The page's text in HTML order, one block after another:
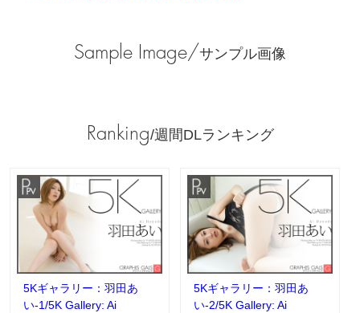
Sample Image/サンプル画像
Ranking/週間DLランキング
5Kギャラリー：羽田あ
い-1/5K Gallery: Ai
5Kギャラリー：羽田あ
い-2/5K Gallery: Ai